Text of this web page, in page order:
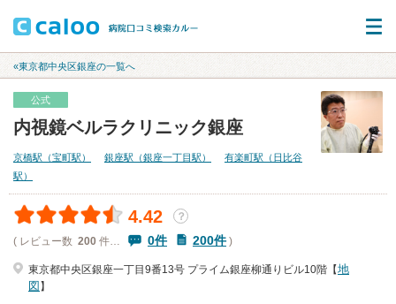
«東京都中央区銀座の一覧へ
公式
内視鏡ベルラクリニック銀座
京橋駅（宝町駅） 銀座駅（銀座一丁目駅）
有楽町駅（日比谷
駅）
4.42
？
( レビュー数 200 件… 0件 200件)
東京都中央区銀座一丁目9番13号 プライム銀座柳通りビル10階【地
図 】